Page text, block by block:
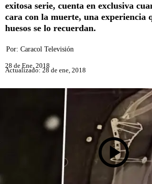
exitosa serie, cuenta en exclusiva
cara con la muerte, una experiencia
huesos se lo recuerdan.
Por: Caracol Televisión
28 de Ene, 2018
Actualizado: 28 de ene, 2018